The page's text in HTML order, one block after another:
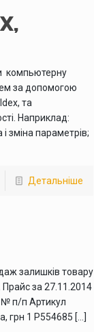
компьютерну
за допомогою
та
Наприклад:
зміна параметрів;
Детальніше
залишків товару
Прайс за 27.11.2014
№ п/п Артикул
грн 1 P554685 […]